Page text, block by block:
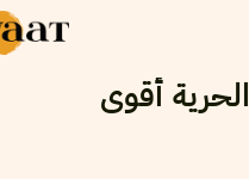
أقوى